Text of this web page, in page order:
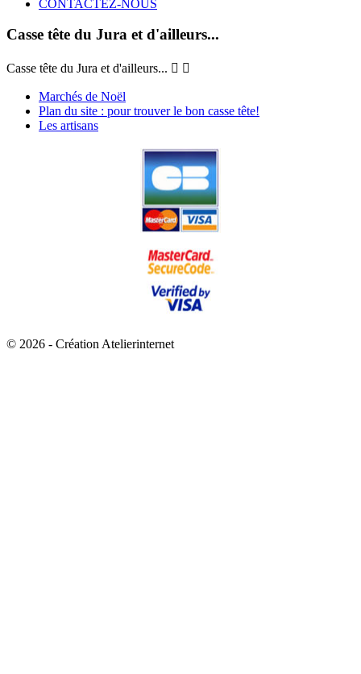
CONTACTEZ-NOUS
Casse tête du Jura et d'ailleurs...
Casse tête du Jura et d'ailleurs...  
Marchés de Noël
Plan du site : pour trouver le bon casse tête!
Les artisans
© 2026 - Création Atelierinternet